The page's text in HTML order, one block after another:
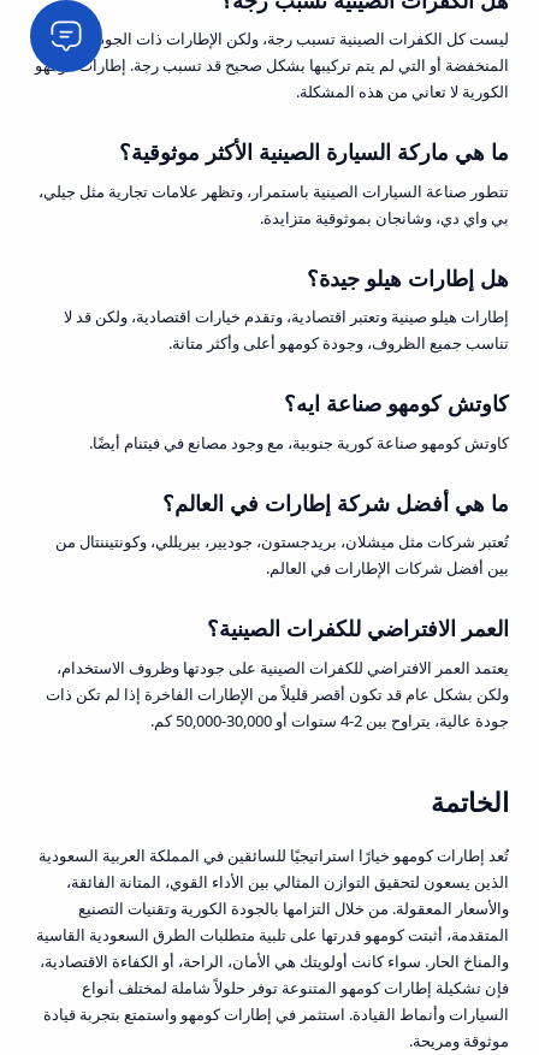
ليست كل الكفرات الصينية تسبب رجة، ولكن الإطارات ذات الجودة
المنخفضة أو التي لم يتم تركيبها بشكل صحيح قد تسبب رجة. إطارات كومهو
الكورية لا تعاني من هذه المشكلة.
ما هي ماركة السيارة الصينية الأكثر موثوقية؟
تتطور صناعة السيارات الصينية باستمرار، وتظهر علامات تجارية مثل جيلي،
بي واي دي، وشانجان بموثوقية متزايدة.
هل إطارات هيلو جيدة؟
إطارات هيلو صينية وتعتبر اقتصادية، وتقدم خيارات اقتصادية، ولكن قد لا
تناسب جميع الظروف، وجودة كومهو أعلى وأكثر متانة.
كاوتش كومهو صناعة ايه؟
كاوتش كومهو صناعة كورية جنوبية، مع وجود مصانع في فيتنام أيضًا.
ما هي أفضل شركة إطارات في العالم؟
تُعتبر شركات مثل ميشلان، بريدجستون، جوديير، بيريللي، وكونتيننتال من
بين أفضل شركات الإطارات في العالم.
العمر الافتراضي للكفرات الصينية؟
يعتمد العمر الافتراضي للكفرات الصينية على جودتها وظروف الاستخدام،
ولكن بشكل عام قد تكون أقصر قليلاً من الإطارات الفاخرة إذا لم تكن ذات
جودة عالية، يتراوح بين 2-4 سنوات أو 30,000-50,000 كم.
الخاتمة
تُعد إطارات كومهو خيارًا استراتيجيًا للسائقين في المملكة العربية السعودية
الذين يسعون لتحقيق التوازن المثالي بين الأداء القوي، المتانة الفائقة،
والأسعار المعقولة. من خلال التزامها بالجودة الكورية وتقنيات التصنيع
المتقدمة، أثبتت كومهو قدرتها على تلبية متطلبات الطرق السعودية القاسية
والمناخ الحار. سواء كانت أولويتك هي الأمان، الراحة، أو الكفاءة الاقتصادية،
فإن تشكيلة إطارات كومهو المتنوعة توفر حلولاً شاملة لمختلف أنواع
السيارات وأنماط القيادة. استثمر في إطارات كومهو واستمتع بتجربة قيادة
موثوقة ومريحة.